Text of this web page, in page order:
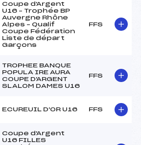
Coupe d'Argent
U16 – Trophée BP
Auvergne Rhône
Alpes – Qualif
Coupe Fédération
Liste de départ
Garçons
FFS
TROPHEE BANQUE
POPULA IRE AURA
COUPE D'ARGENT
SLALOM DAMES U16
FFS
ECUREUIL D'OR U16 FFS
Coupe d'Argent
U16 FILLES